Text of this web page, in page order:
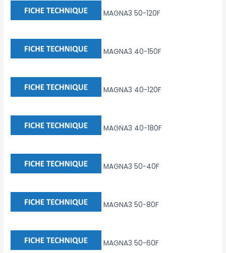
MAGNA3 50-120F
MAGNA3 40-150F
MAGNA3 40-120F
MAGNA3 40-180F
MAGNA3 50-40F
MAGNA3 50-80F
MAGNA3 50-60F